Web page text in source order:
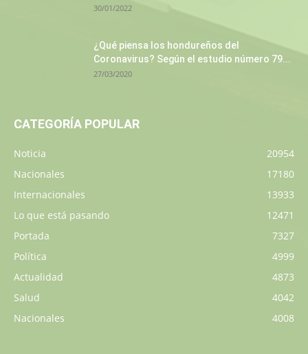
30/01/2022
¿Qué piensa los hondureños del
Coronavirus? Según el estudio número 79...
27/03/2020
CATEGORÍA POPULAR
Noticia
20954
Nacionales
17180
Internacionales
13933
Lo que está pasando
12471
Portada
7327
Política
4999
Actualidad
4873
Salud
4042
Nacionales
4008